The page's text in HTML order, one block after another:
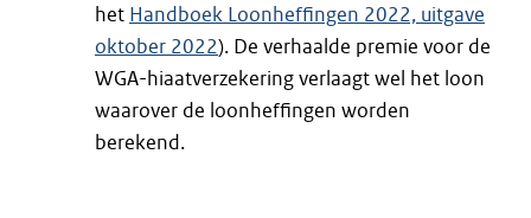
het Handboek Loonheffingen 2022, uitgave
oktober 2022). De verhaalde premie voor de
WGA-hiaatverzekering verlaagt wel het loon
waarover de loonheffingen worden
berekend.